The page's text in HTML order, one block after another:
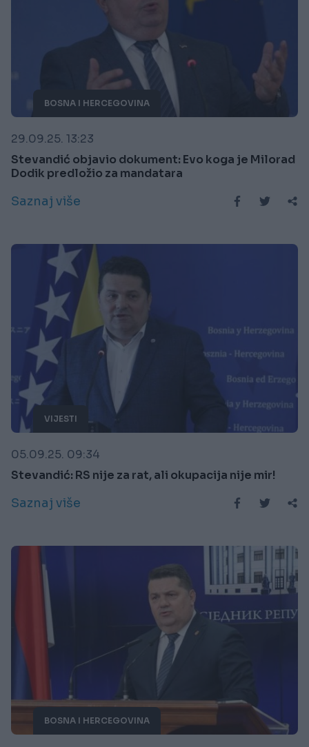
BOSNA I HERCEGOVINA
29.09.25. 13:23
Stevandić objavio dokument: Evo koga je Milorad
Dodik predložio za mandatara
Saznaj više
VIJESTI
05.09.25. 09:34
Stevandić: RS nije za rat, ali okupacija nije mir!
Saznaj više
BOSNA I HERCEGOVINA